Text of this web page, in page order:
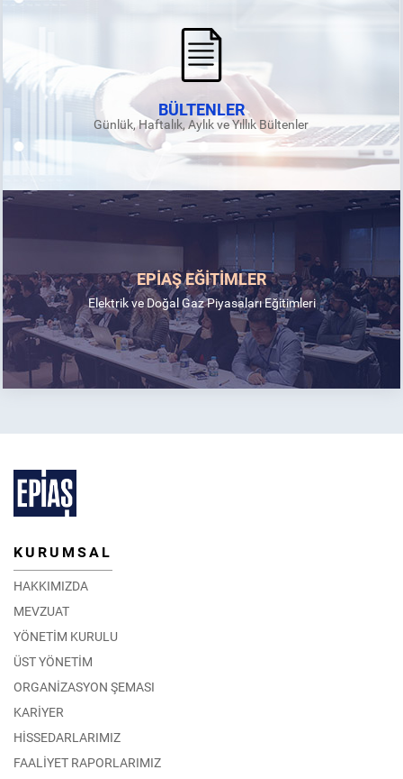
BÜLTENLER
Günlük, Haftalık, Aylık ve Yıllık Bültenler
EPİAŞ EĞİTİMLER
Elektrik ve Doğal Gaz Piyasaları Eğitimleri
KURUMSAL
HAKKIMIZDA
MEVZUAT
YÖNETİM KURULU
ÜST YÖNETİM
ORGANİZASYON ŞEMASI
KARİYER
HİSSEDARLARIMIZ
FAALİYET RAPORLARIMIZ